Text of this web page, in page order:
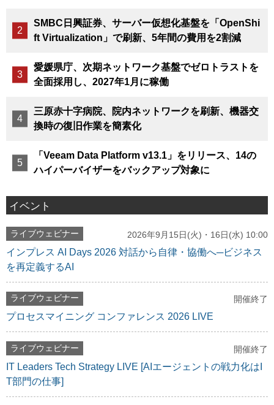
SMBC日興証券、サーバー仮想化基盤を「OpenShi
ft Virtualization」で刷新、5年間の費用を2割減
愛媛県庁、次期ネットワーク基盤でゼロトラストを
全面採用し、2027年1月に稼働
三原赤十字病院、院内ネットワークを刷新、機器交
換時の復旧作業を簡素化
「Veeam Data Platform v13.1」をリリース、14の
ハイパーバイザーをバックアップ対象に
イベント
ライブウェビナー 2026年9月15日(火)・16日(水) 10:00
インプレス AI Days 2026 対話から自律・協働へ─ビジネス
を再定義するAI
ライブウェビナー 開催終了
プロセスマイニング コンファレンス 2026 LIVE
ライブウェビナー 開催終了
IT Leaders Tech Strategy LIVE [AIエージェントの戦力化はI
T部門の仕事]